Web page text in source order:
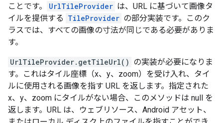
ことです。
UrlTileProvider は、URL に基づいて画像タ
イルを提供する TileProvider の部分実装です。このク
ラスでは、すべての画像の寸法が同じである必要がありま
す。
UrlTileProvider.getTileUrl() の実装が必要になりま
す。これはタイル座標（x、y、zoom）を受け入れ、タイ
ルに使用される画像を指す URL を返します。指定された
x、y、zoom にタイルがない場合、このメソッドは null を
返します。URL は、ウェブリソース、Android アセット、